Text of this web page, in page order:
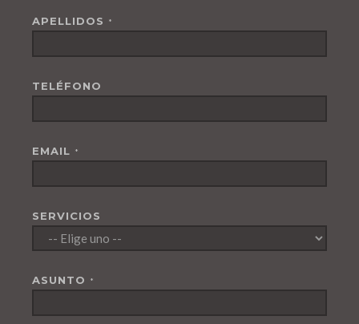
APELLIDOS *
TELÉFONO
EMAIL *
SERVICIOS
ASUNTO *